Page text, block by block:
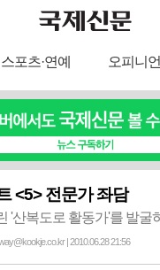
스포츠·연예 오피니언
<5> 전문가 좌담
'산복도로 활동가'를 발굴
| 2010.06.28 21:56